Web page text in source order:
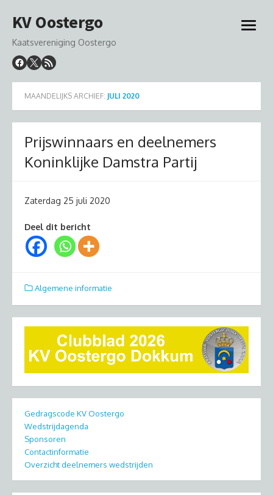
naar
inhoud
KV Oostergo
Kaatsvereniging Oostergo
open
MAANDELIJKS ARCHIEF: JULI 2020
Prijswinnaars en deelnemers
Koninklijke Damstra Partij
Zaterdag 25 juli 2020
Deel dit bericht
Algemene informatie
Gedragscode KV Oostergo
Wedstrijdagenda
Sponsoren
Contactinformatie
Overzicht deelnemers wedstrijden